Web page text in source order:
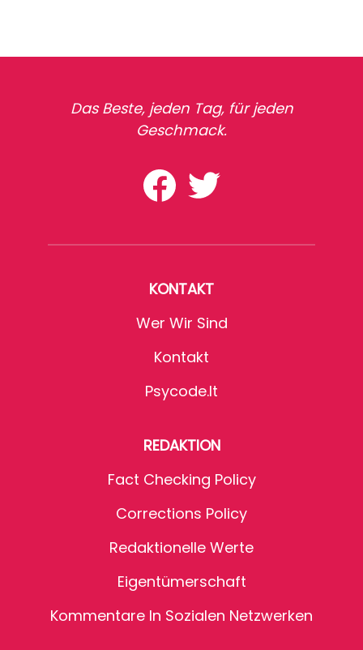
Das Beste, jeden Tag, für jeden
Geschmack.
KONTAKT
Wer Wir Sind
Kontakt
Psycode.it
REDAKTION
Fact Checking Policy
Corrections Policy
Redaktionelle Werte
Eigentümerschaft
Kommentare In Sozialen Netzwerken